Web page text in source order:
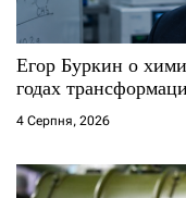
Егор Буркин о
годах
4 Серпня, 2026